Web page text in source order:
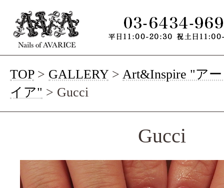
TOP> GALLERY > Art&Inspire "ア
イア" > Gucci
Gucci